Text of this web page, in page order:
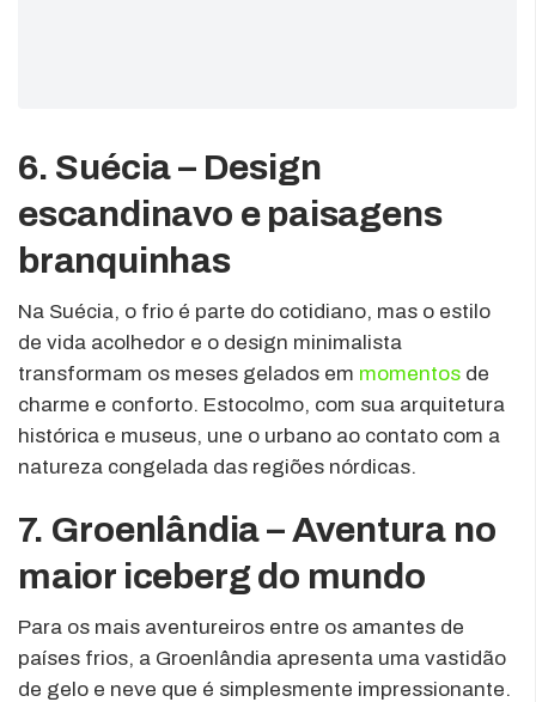
6. Suécia – Design
escandinavo e paisagens
branquinhas
Na Suécia, o frio é parte do cotidiano, mas o estilo
de vida acolhedor e o design minimalista
transformam os meses gelados em momentos de
charme e conforto. Estocolmo, com sua arquitetura
histórica e museus, une o urbano ao contato com a
natureza congelada das regiões nórdicas.
7. Groenlândia – Aventura no
maior iceberg do mundo
Para os mais aventureiros entre os amantes de
países frios, a Groenlândia apresenta uma vastidão
de gelo e neve que é simplesmente impressionante.